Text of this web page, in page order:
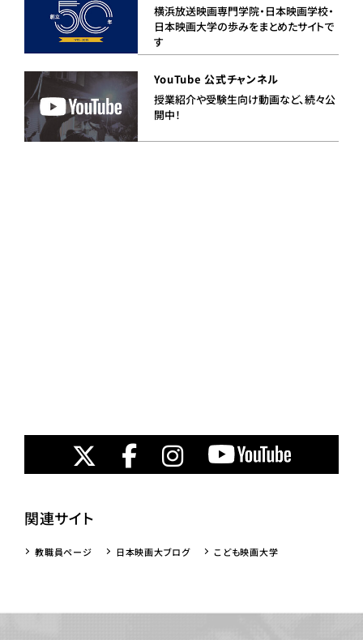
横浜放送映画専門学院・日本映画学校・
日本映画大学の歩みをまとめたサイトで
す
YouTube 公式チャンネル
授業紹介や受験生向け動画など、続々公
開中！
関連サイト
教職員ページ 日本映画大ブログ こども映画大学